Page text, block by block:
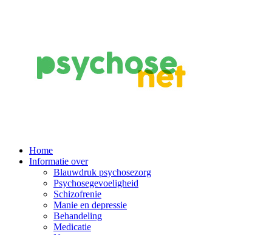
Main
Navigation
Home
Informatie over
Blauwdruk psychosezorg
Psychosegevoeligheid
Schizofrenie
Manie en depressie
Behandeling
Medicatie